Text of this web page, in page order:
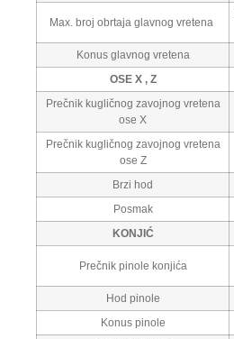
Max. broj obrtaja glavnog vretena
Konus glavnog vretena
OSE X , Z
Prečnik kugličnog zavojnog vretena
ose X
Prečnik kugličnog zavojnog vretena
ose Z
Brzi hod
Posmak
KONJIĆ
Prečnik pinole konjića
Hod pinole
Konus pinole